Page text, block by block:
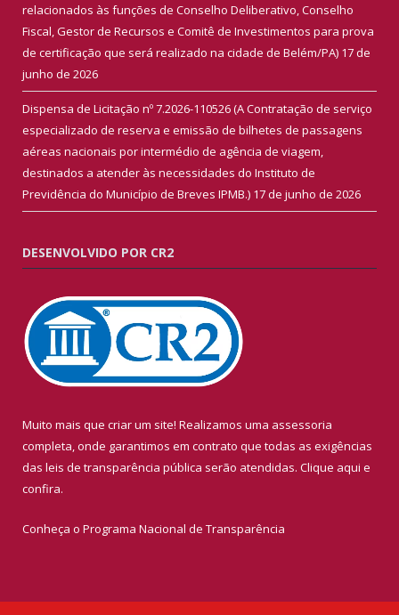
relacionados às funções de Conselho Deliberativo, Conselho
Fiscal, Gestor de Recursos e Comitê de Investimentos para prova
de certificação que será realizado na cidade de Belém/PA) 17 de
junho de 2026
Dispensa de Licitação nº 7.2026-110526 (A Contratação de serviço
especializado de reserva e emissão de bilhetes de passagens
aéreas nacionais por intermédio de agência de viagem,
destinados a atender às necessidades do Instituto de
Previdência do Município de Breves IPMB.) 17 de junho de 2026
DESENVOLVIDO POR CR2
Muito mais que criar um site! Realizamos uma assessoria
completa, onde garantimos em contrato que todas as exigências
das leis de transparência pública serão atendidas. Clique aqui e
confira.
Conheça o Programa Nacional de Transparência